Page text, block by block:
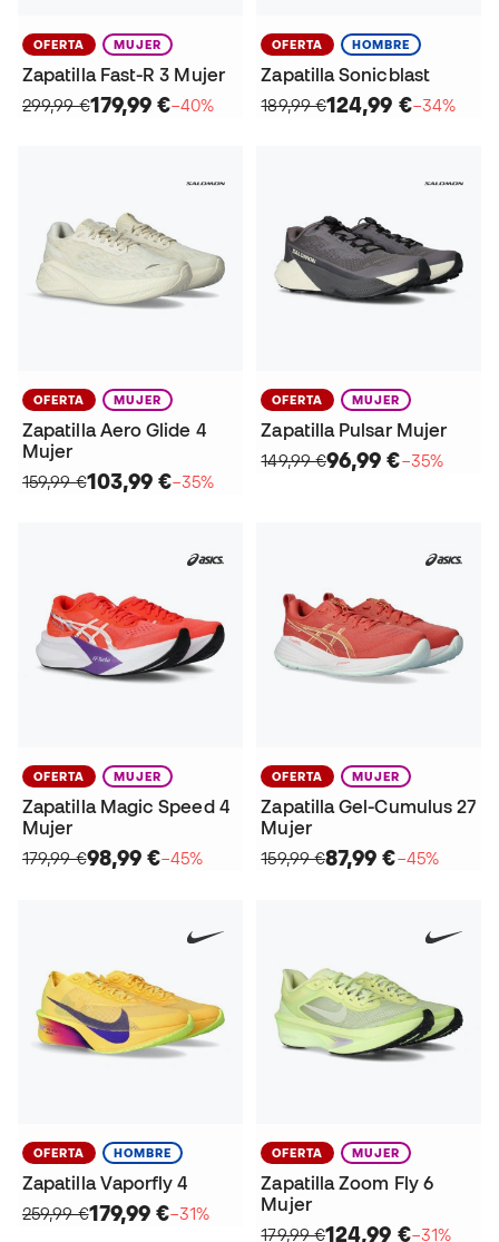
OFERTA MUJER
Zapatilla Fast-R 3 Mujer
299,99 €179,99 €−40%
OFERTA HOMBRE
Zapatilla Sonicblast
189,99 €124,99 €−34%
OFERTA MUJER
Zapatilla Aero Glide 4
Mujer
159,99 €103,99 €−35%
OFERTA MUJER
Zapatilla Pulsar Mujer
149,99 €96,99 €−35%
OFERTA MUJER
Zapatilla Magic Speed 4
Mujer
179,99 €98,99 €−45%
OFERTA MUJER
Zapatilla Gel-Cumulus 27
Mujer
159,99 €87,99 €−45%
OFERTA HOMBRE
Zapatilla Vaporfly 4
259,99 €179,99 €−31%
OFERTA MUJER
Zapatilla Zoom Fly 6
Mujer
179,99 €124,99 €−31%